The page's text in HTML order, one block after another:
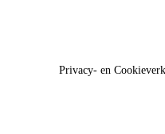
Privacy- en